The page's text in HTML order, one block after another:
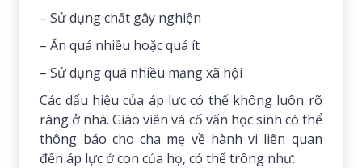
– Sử dụng chất gây nghiện
– Ăn quá nhiều hoặc quá ít
– Sử dụng quá nhiều mạng xã hội
Các dấu hiệu của áp lực có thể không luôn rõ
ràng ở nhà. Giáo viên và cố vấn học sinh có thể
thông báo cho cha mẹ về hành vi liên quan
đến áp lực ở con của họ, có thể trông như: